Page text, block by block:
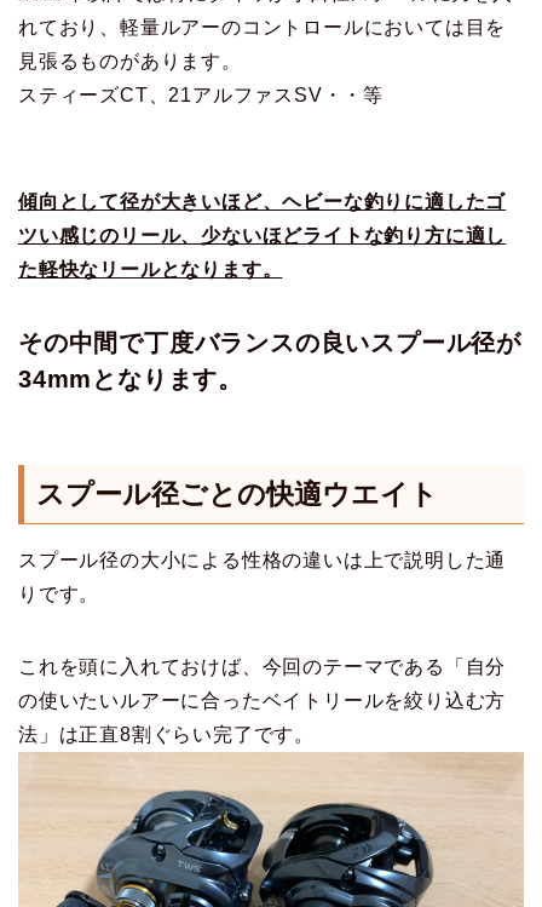
れており、軽量ルアーのコントロールにおいては目を
見張るものがあります。
スティーズCT、21アルファスSV・・等
傾向として径が大きいほど、ヘビーな釣りに適したゴ
ツい感じのリール、少ないほどライトな釣り方に適し
た軽快なリールとなります。
その中間で丁度バランスの良いスプール径が
34mmとなります。
スプール径ごとの快適ウエイト
スプール径の大小による性格の違いは上で説明した通
りです。
これを頭に入れておけば、今回のテーマである「自分
の使いたいルアーに合ったベイトリールを絞り込む方
法」は正直8割ぐらい完了です。